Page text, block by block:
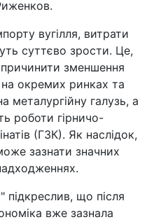
вугілля, витрати
суттєво зрости. Це,
зменшення
окремих ринках та
металургійну галузь, а
роботи гірничо-
(ГЗК). Як наслідок,
зазнати значних
підкреслив, що після
вже зазнала